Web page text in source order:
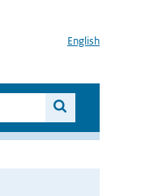
English